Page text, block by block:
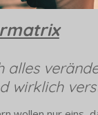
alles
wirklich